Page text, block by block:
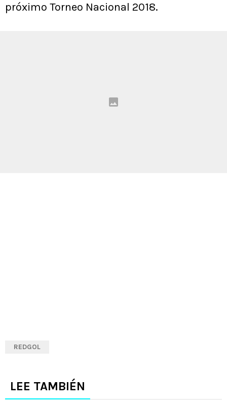
próximo Torneo Nacional 2018.
REDGOL
LEE TAMBIÉN